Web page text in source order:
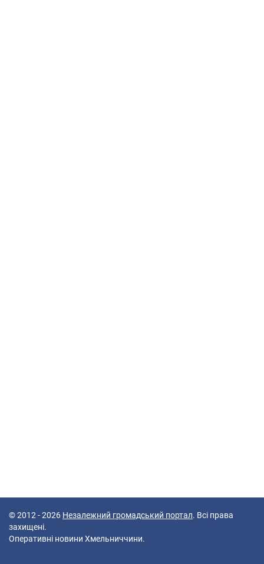
© 2012 - 2026 Незалежний громадський портал. Всі права
захищені.
Оперативні новини Хмельниччини.